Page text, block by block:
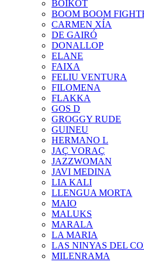
BOIKOT
BOOM BOOM
CARMEN XÍA
DE GAIRÓ
DONALLOP
ELANE
FAIXA
FELIU VENTURA
FILOMENA
FLAKKA
GOS D
GROGGY RUDE
GUINEU
HERMANO L
JAÇ VORAÇ
JAZZWOMAN
JAVI MEDINA
LIA KALI
LLENGUA MORTA
MAIO
MALUKS
MARALA
LA MARIA
LAS NINYAS DEL
MILENRAMA